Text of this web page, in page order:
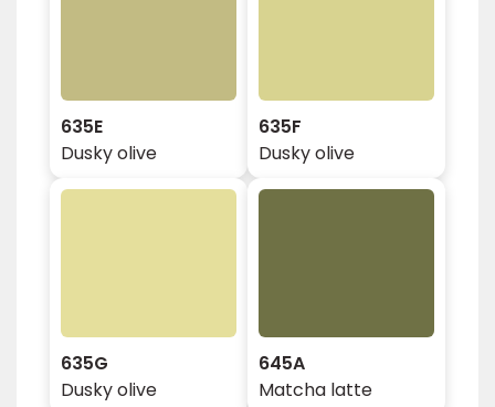
635E
Dusky olive
635F
Dusky olive
635G
Dusky olive
645A
Matcha latte